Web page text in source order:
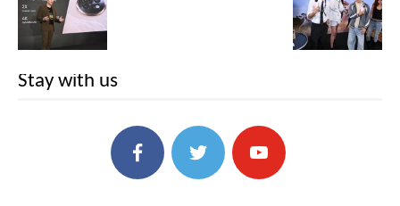
Stay with us